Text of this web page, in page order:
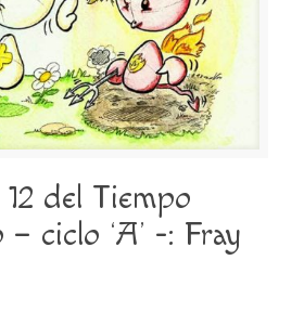
del Tiempo
ciclo ‘A’ -: Fray